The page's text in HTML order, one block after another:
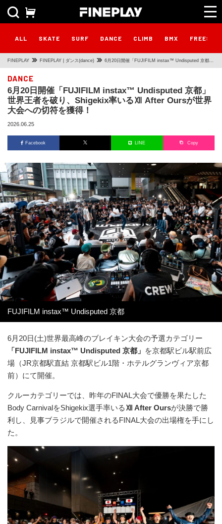
ALL SKATE SURF DANCE CLIMB BMX
FINEPLAY FINEPLAY | ダンス(dance) 6月20日開催「FUJIFILM instax™ Undisputed 京都」
大会への切符を獲得！
DANCE
6月20日開催「FUJIFILM instax™ Undisputed 京都」
世界王者を破り、Shigekix率いるⅫ After Oursが世界
大会への切符を獲得！
2026.06.25
Facebook LINE Copy
FUJIFILM instax™ Undisputed 京都
6月20日(土)世界最高峰のブレイキン大会の予選カテゴリー
「FUJIFILM instax™ Undisputed 京都」 を京都駅ビル駅前広
場（JR京都駅直結 京都駅ビル1階・ホテルグランヴィア京都
前）にて開催。
クルーカテゴリーでは、昨年のFINAL大会で優勝を果たした
Body CarnivalをShigekix選手率いる Ⅻ After Oursが決勝で勝
利し、見事ブラジルで開催されるFINAL大会の出場権を手にし
た。